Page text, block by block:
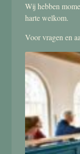
Wij hebben
harte welkom.
Voor vragen en